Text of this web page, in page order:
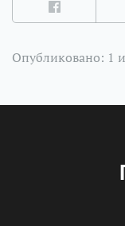
Опубликовано: 1